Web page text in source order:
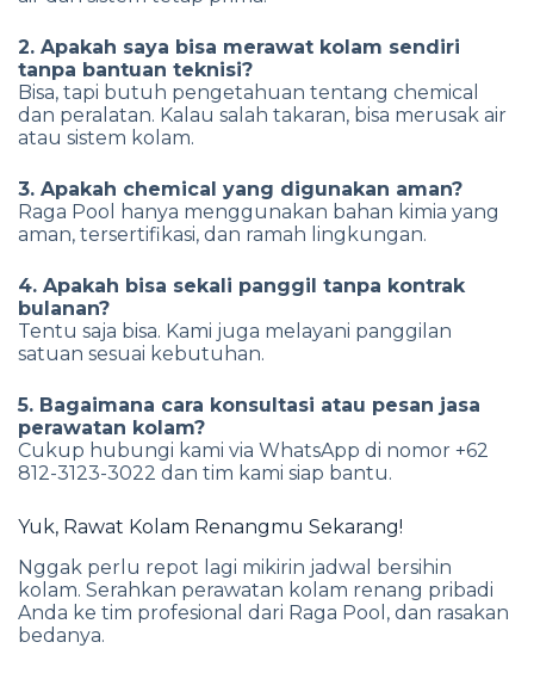
2. Apakah saya bisa merawat kolam sendiri
tanpa bantuan teknisi?
Bisa, tapi butuh pengetahuan tentang chemical
dan peralatan. Kalau salah takaran, bisa merusak air
atau sistem kolam.
3. Apakah chemical yang digunakan aman?
Raga Pool hanya menggunakan bahan kimia yang
aman, tersertifikasi, dan ramah lingkungan.
4. Apakah bisa sekali panggil tanpa kontrak
bulanan?
Tentu saja bisa. Kami juga melayani panggilan
satuan sesuai kebutuhan.
5. Bagaimana cara konsultasi atau pesan jasa
perawatan kolam?
Cukup hubungi kami via WhatsApp di nomor +62
812-3123-3022 dan tim kami siap bantu.
Yuk, Rawat Kolam Renangmu Sekarang!
Nggak perlu repot lagi mikirin jadwal bersihin
kolam. Serahkan perawatan kolam renang pribadi
Anda ke tim profesional dari Raga Pool, dan rasakan
bedanya.